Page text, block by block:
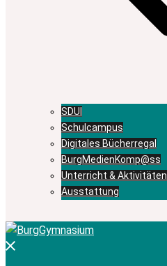
SDUI
Schulcampus
Digitales Bücherregal
BurgMedienKomp@ss
Unterricht & Aktivitäten
Ausstattung
Menü